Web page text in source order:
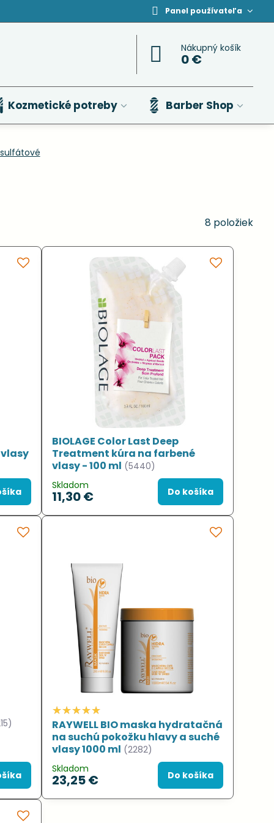
Panel používateľa
Nákupný košík
0 €
Kozmetické potreby Barber Shop
8 položiek
BIOLAGE Color Last Deep
Treatment kúra na farbené
vlasy - 100 ml (5440)
Skladom
11,30 € Do košíka
RAYWELL BIO maska hydratačná
na suchú pokožku hlavy a suché
vlasy 1000 ml (2282)
Skladom
23,25 € Do košíka